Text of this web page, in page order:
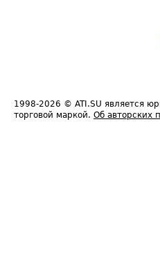
1998-2026 © ATI.SU является
торговой маркой. Об авторских